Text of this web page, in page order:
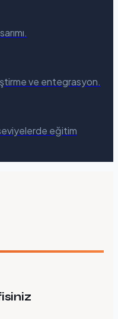
ve entegrasyon.
eğitim